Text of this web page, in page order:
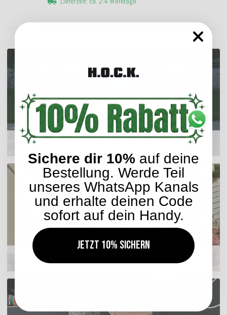
Sichere dir 10% auf deine
Bestellung. Werde Teil
unseres WhatsApp Kanals
und erhalte deinen Code
sofort auf dein Handy.
Jetzt 10% sichern